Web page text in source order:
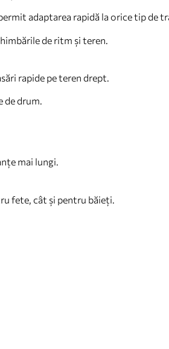
adaptarea rapidă la orice tip de
de ritm și teren.
rapide pe teren drept.
de drum.
mai lungi.
fete, cât și pentru băieți.